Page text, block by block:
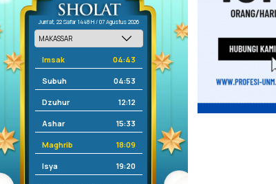
Jum'at, 22 Safar 1448 H / 07 Agustus 2026
Imsak 04:43
Subuh 04:53
Dzuhur 12:12
Ashar 15:33
Maghrib 18:09
Isya 19:20